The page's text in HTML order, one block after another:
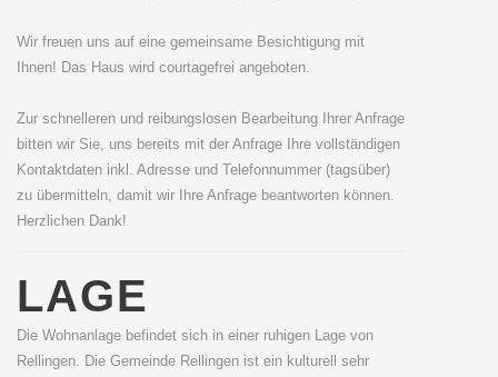
Wir freuen uns auf eine gemeinsame Besichtigung mit
Ihnen! Das Haus wird courtagefrei angeboten.
Zur schnelleren und reibungslosen Bearbeitung Ihrer Anfrage
bitten wir Sie, uns bereits mit der Anfrage Ihre vollständigen
Kontaktdaten inkl. Adresse und Telefonnummer (tagsüber)
zu übermitteln, damit wir Ihre Anfrage beantworten können.
Herzlichen Dank!
LAGE
Die Wohnanlage befindet sich in einer ruhigen Lage von
Rellingen. Die Gemeinde Rellingen ist ein kulturell sehr